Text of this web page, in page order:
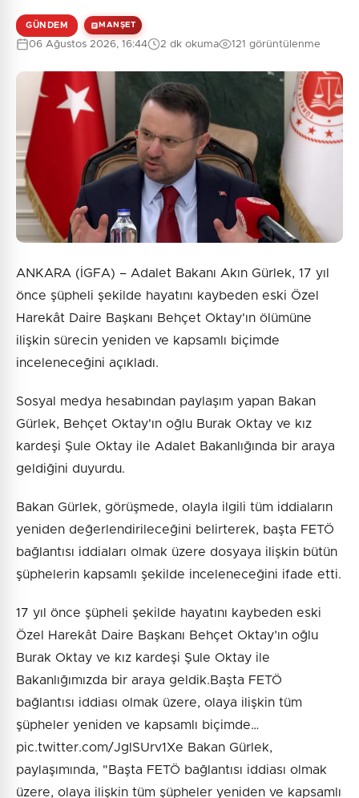
GÜNDEM MANŞET
06 Ağustos 2026, 16:44 2 dk okuma 121 görüntülenme
ANKARA (İGFA) – Adalet Bakanı Akın Gürlek, 17 yıl
önce şüpheli şekilde hayatını kaybeden eski Özel
Harekât Daire Başkanı Behçet Oktay'ın ölümüne
ilişkin sürecin yeniden ve kapsamlı biçimde
inceleneceğini açıkladı.
Sosyal medya hesabından paylaşım yapan Bakan
Gürlek, Behçet Oktay'ın oğlu Burak Oktay ve kız
kardeşi Şule Oktay ile Adalet Bakanlığında bir araya
geldiğini duyurdu.
Bakan Gürlek, görüşmede, olayla ilgili tüm iddiaların
yeniden değerlendirileceğini belirterek, başta FETÖ
bağlantısı iddiaları olmak üzere dosyaya ilişkin bütün
şüphelerin kapsamlı şekilde inceleneceğini ifade etti.
17 yıl önce şüpheli şekilde hayatını kaybeden eski
Özel Harekât Daire Başkanı Behçet Oktay’ın oğlu
Burak Oktay ve kız kardeşi Şule Oktay ile
Bakanlığımızda bir araya geldik.Başta FETÖ
bağlantısı iddiası olmak üzere, olaya ilişkin tüm
şüpheler yeniden ve kapsamlı biçimde…
pic.twitter.com/JglSUrv1Xe Bakan Gürlek,
paylaşımında, "Başta FETÖ bağlantısı iddiası olmak
üzere, olaya ilişkin tüm şüpheler yeniden ve kapsamlı